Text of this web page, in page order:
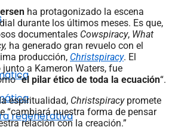
regenerativa
ha protagonizado la escena
durante los últimos meses. Es que,
documentales Cowspiracy, What
ha generado gran revuelo con el
producción, Christspiracy. El
a Kameron Waters, fue
“el pilar ético de toda la ecuación“.
espiritualidad, Christspiracy promete
“cambiará nuestra forma de pensar
relación con la creación.”